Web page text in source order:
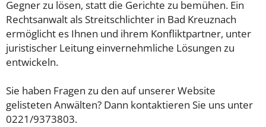
Gegner zu lösen, statt die Gerichte zu bemühen. Ein
Rechtsanwalt als Streitschlichter in Bad Kreuznach
ermöglicht es Ihnen und ihrem Konfliktpartner, unter
juristischer Leitung einvernehmliche Lösungen zu
entwickeln.
Sie haben Fragen zu den auf unserer Website
gelisteten Anwälten? Dann kontaktieren Sie uns unter
0221/9373803.